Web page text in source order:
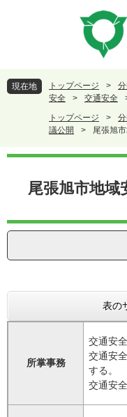
頭
で
飛
ば
文
現在地 トップページ >
安全
> 交通安全
トップページ
>
議公開
> 尾張旭
本
尾張旭市地域
表の
所掌事務
交通安
交通安
する。
交通安